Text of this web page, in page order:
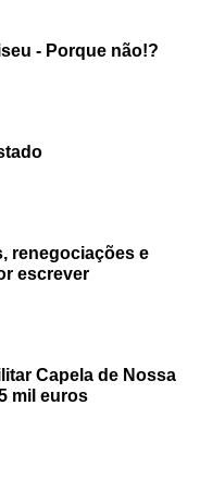
- Porque não!?
renegociações e
escrever
Capela de Nossa
mil euros